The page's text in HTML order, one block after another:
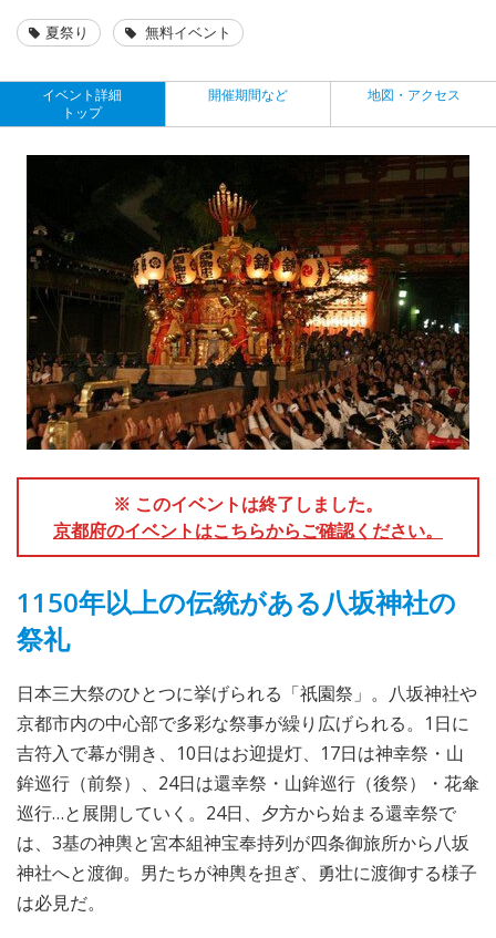
夏祭り 無料イベント
イベント詳細
トップ
開催期間など 地図・アクセス
※ このイベントは終了しました。
京都府のイベントはこちらからご確認ください。
1150年以上の伝統がある八坂神社の
祭礼
日本三大祭のひとつに挙げられる「祇園祭」。八坂神社や
京都市内の中心部で多彩な祭事が繰り広げられる。1日に
吉符入で幕が開き、10日はお迎提灯、17日は神幸祭・山
鉾巡行（前祭）、24日は還幸祭・山鉾巡行（後祭）・花傘
巡行…と展開していく。24日、夕方から始まる還幸祭で
は、3基の神輿と宮本組神宝奉持列が四条御旅所から八坂
神社へと渡御。男たちが神輿を担ぎ、勇壮に渡御する様子
は必見だ。